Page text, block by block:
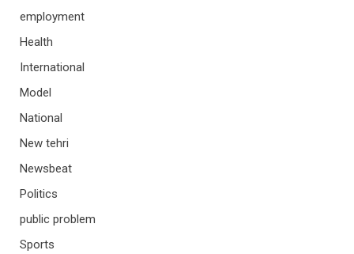
employment
Health
International
Model
National
New tehri
Newsbeat
Politics
public problem
Sports